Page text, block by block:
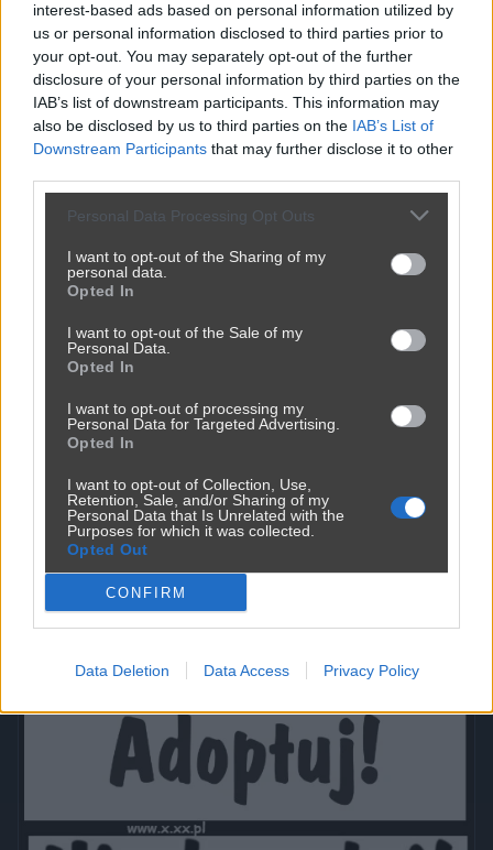
interest-based ads based on personal information utilized by
us or personal information disclosed to third parties prior to
your opt-out. You may separately opt-out of the further
disclosure of your personal information by third parties on the
IAB’s list of downstream participants. This information may
also be disclosed by us to third parties on the IAB’s List of
Downstream Participants that may further disclose it to other
Personal Data Processing Opt Outs
I want to opt-out of the Sharing of my
personal data.
Opted In
I want to opt-out of the Sale of my
Personal Data.
Opted In
I want to opt-out of processing my
Personal Data for Targeted Advertising.
Opted In
I want to opt-out of Collection, Use,
Retention, Sale, and/or Sharing of my
Personal Data that Is Unrelated with the
Purposes for which it was collected.
Opted Out
CONFIRM
Data Deletion Data Access Privacy Policy
21 3 Udostępnij
Tak sobie przeglądam naklejki na portalu
aukcyjnym...
przezGinka_Beer
Kategoria: 😂Śmieszne Tagi: #naklejki